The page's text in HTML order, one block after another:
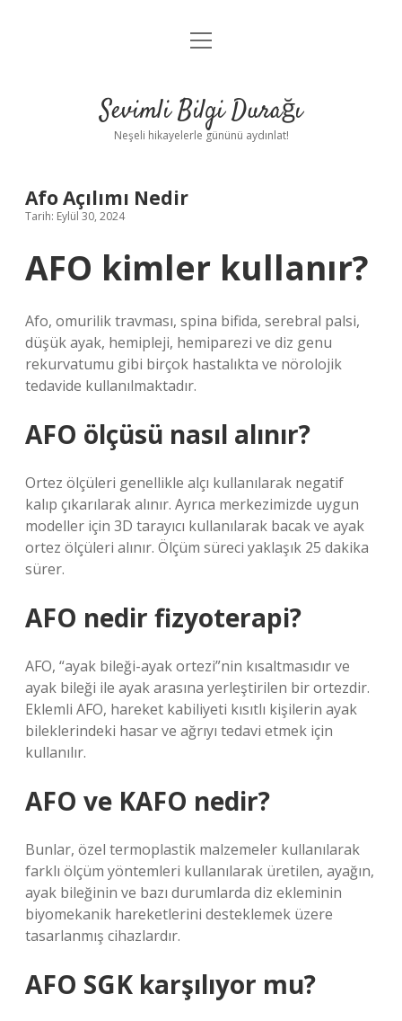
Anasayfa
Yasal Uyarı
menüyü
Sevimli Bilgi Durağı
Neşeli hikayelerle gününü aydınlat!
Afo Açılımı Nedir
Tarih: Eylül 30, 2024
AFO kimler kullanır?
Afo, omurilik travması, spina bifida, serebral palsi,
düşük ayak, hemipleji, hemiparezi ve diz genu
rekurvatumu gibi birçok hastalıkta ve nörolojik
tedavide kullanılmaktadır.
AFO ölçüsü nasıl alınır?
Ortez ölçüleri genellikle alçı kullanılarak negatif
kalıp çıkarılarak alınır. Ayrıca merkezimizde uygun
modeller için 3D tarayıcı kullanılarak bacak ve ayak
ortez ölçüleri alınır. Ölçüm süreci yaklaşık 25 dakika
sürer.
AFO nedir fizyoterapi?
AFO, “ayak bileği-ayak ortezi”nin kısaltmasıdır ve
ayak bileği ile ayak arasına yerleştirilen bir ortezdir.
Eklemli AFO, hareket kabiliyeti kısıtlı kişilerin ayak
bileklerindeki hasar ve ağrıyı tedavi etmek için
kullanılır.
AFO ve KAFO nedir?
Bunlar, özel termoplastik malzemeler kullanılarak
farklı ölçüm yöntemleri kullanılarak üretilen, ayağın,
ayak bileğinin ve bazı durumlarda diz ekleminin
biyomekanik hareketlerini desteklemek üzere
tasarlanmış cihazlardır.
AFO SGK karşılıyor mu?